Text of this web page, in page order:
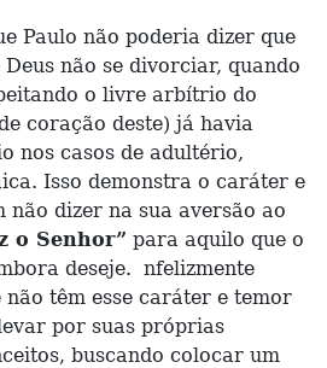
não poderia dizer que
não se divorciar, quando
o livre arbítrio do
coração deste) já havia
nos casos de adultério,
Isso demonstra o caráter e
não dizer na sua aversão ao
o Senhor” para aquilo que o
deseje. nfelizmente
têm esse caráter e temor
por suas próprias
buscando colocar um